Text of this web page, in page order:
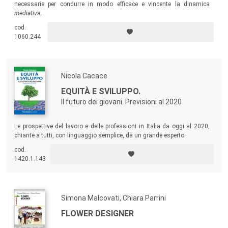
necessarie per condurre in modo efficace e vincente la dinamica
mediativa.
cod.
1060.244
Nicola Cacace
EQUITÀ E SVILUPPO.
Il futuro dei giovani. Previsioni al 2020
Le prospettive del lavoro e delle professioni in Italia da oggi al 2020,
chiarite a tutti, con linguaggio semplice, da un grande esperto.
cod.
1420.1.143
Simona Malcovati, Chiara Parrini
FLOWER DESIGNER